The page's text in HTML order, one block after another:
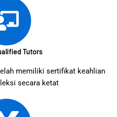
Tutors
memiliki sertifikat keahlian
secara ketat